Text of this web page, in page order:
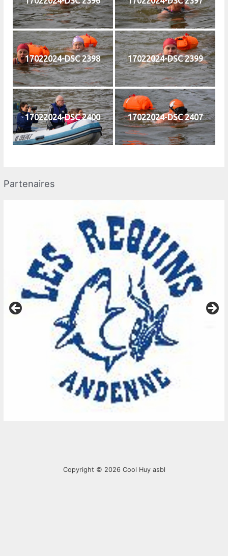
Partenaires
17022024-DSC 2398 17022024-DSC 2399
17022024-DSC 2400 17022024-DSC 2407
Copyright © 2026 Cool Huy asbl